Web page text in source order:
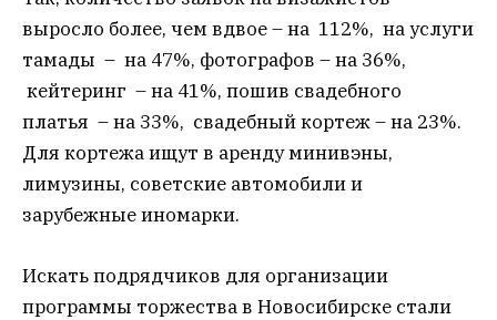
выросло более, чем вдвое – на 112%, на услуги
тамады – на 47%, фотографов – на 36%,
кейтеринг – на 41%, пошив свадебного
платья – на 33%, свадебный кортеж – на 23%.
Для кортежа ищут в аренду минивэны,
лимузины, советские автомобили и
зарубежные иномарки.
Искать подрядчиков для организации
программы торжества в Новосибирске стали